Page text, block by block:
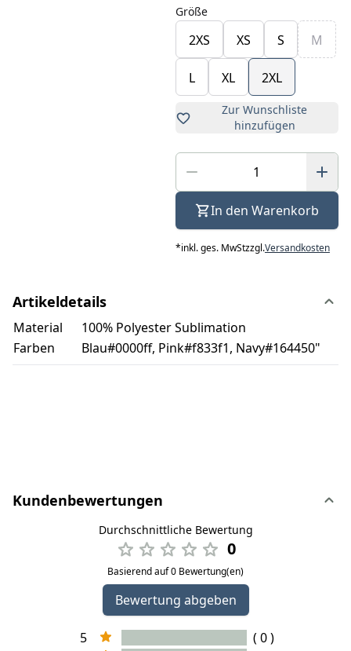
Größe
2XS XS S M
L XL 2XL
Zur Wunschliste
hinzufügen
In den Warenkorb
*inkl. ges. MwStzzgl.Versandkosten
Artikeldetails
Material
100% Polyester Sublimation
Farben
Blau#0000ff, Pink#f833f1, Navy#164450"
Kundenbewertungen
Durchschnittliche Bewertung
0
Basierend auf 0 Bewertung(en)
Bewertung abgeben
5
( 0 )